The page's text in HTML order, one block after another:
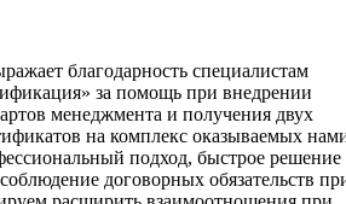
благодарность специалистам
за помощь при внедрении
менеджмента и получения двух
на комплекс оказываемых
подход, быстрое решение
договорных обязательств